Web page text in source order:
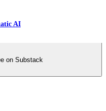
AI
on Substack